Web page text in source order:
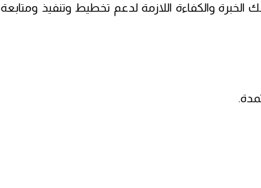
والكفاءة اللازمة لدعم تخطيط وتنفيذ ومتابعة